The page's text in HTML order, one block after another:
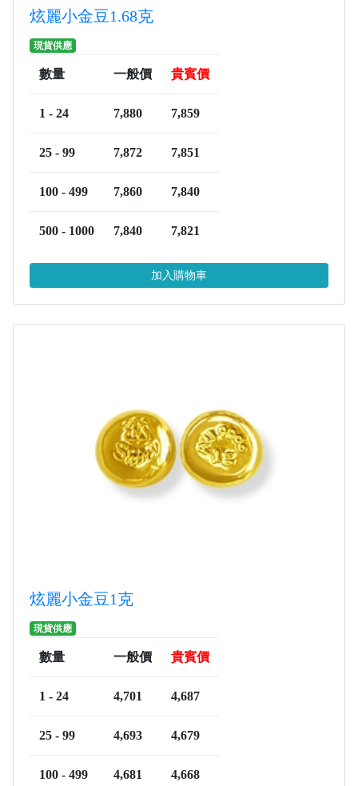
炫麗小金豆1.68克
現貨供應
數量 一般價 貴賓價
1 - 24 7,880 7,859
25 - 99 7,872 7,851
100 - 499 7,860 7,840
500 - 1000 7,840 7,821
加入購物車
炫麗小金豆1克
現貨供應
數量 一般價 貴賓價
1 - 24 4,701 4,687
25 - 99 4,693 4,679
100 - 499 4,681 4,668